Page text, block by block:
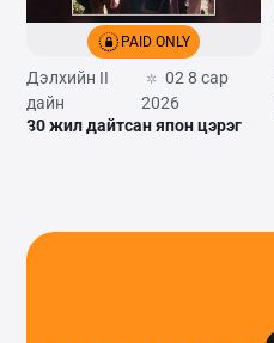
PAID ONLY
Дэлхийн II
дайн
02 8 сар
2026
30 жил дайтсан япон цэрэг